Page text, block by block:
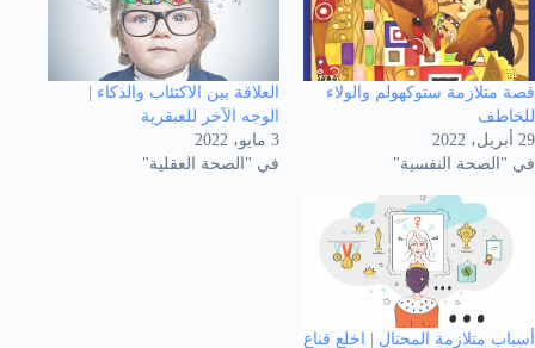
قصة متلازمة ستوكهولم والولاء
للخاطف
29 أبريل، 2022
في "الصحة النفسية"
العلاقة بين الاكتئاب والذكاء |
الوجه الآخر للعبقرية
3 مايو، 2022
في "الصحة العقلية"
أسباب متلازمة المحتال | اخلع قناع